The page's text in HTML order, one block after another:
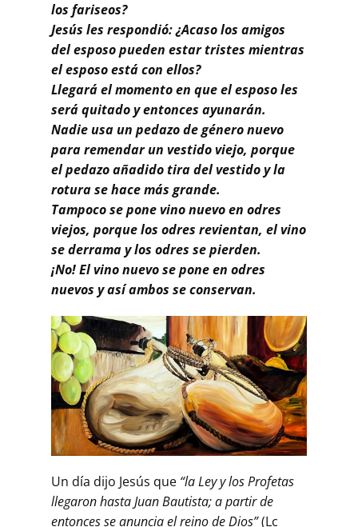
los fariseos?
Jesús les respondió: ¿Acaso los amigos
del esposo pueden estar tristes mientras
el esposo está con ellos?
Llegará el momento en que el esposo les
será quitado y entonces ayunarán.
Nadie usa un pedazo de género nuevo
para remendar un vestido viejo, porque
el pedazo añadido tira del vestido y la
rotura se hace más grande.
Tampoco se pone vino nuevo en odres
viejos, porque los odres revientan, el vino
se derrama y los odres se pierden.
¡No! El vino nuevo se pone en odres
nuevos y así ambos se conservan.
Un día dijo Jesús que “la Ley y los Profetas
llegaron hasta Juan Bautista; a partir de
entonces se anuncia el reino de Dios”(Lc